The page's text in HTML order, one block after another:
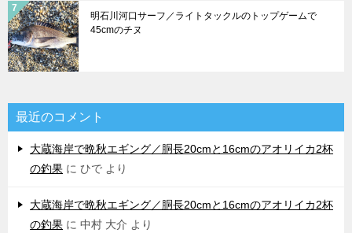
明石川河口サーフ／ライトタックルのトップゲームで
45cmのチヌ
最近のコメント
大蔵海岸で晩秋エギング／胴長20cmと16cmのアオリイカ2杯
の釣果 に ひで より
大蔵海岸で晩秋エギング／胴長20cmと16cmのアオリイカ2杯
の釣果 に 中村 大介 より